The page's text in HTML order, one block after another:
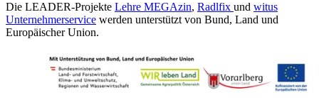
Die LEADER-Projekte Lehre MEGAzin, Radlfix und witus
Unternehmerservice werden unterstützt von Bund, Land und
Europäischer Union.